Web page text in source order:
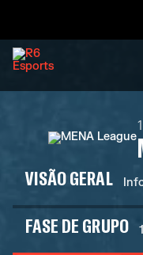
VISÃO GERAL
FASE DE GRUPO